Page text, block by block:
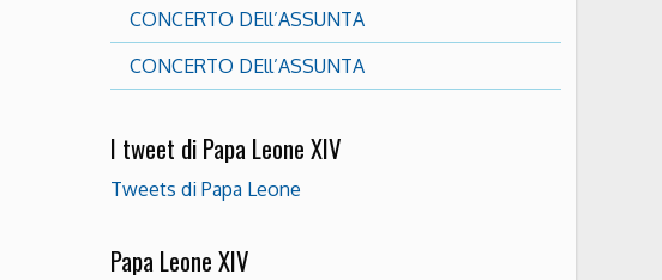
CONCERTO DEll’ASSUNTA
CONCERTO DEll’ASSUNTA
I tweet di Papa Leone XIV
Tweets di Papa Leone
Papa Leone XIV